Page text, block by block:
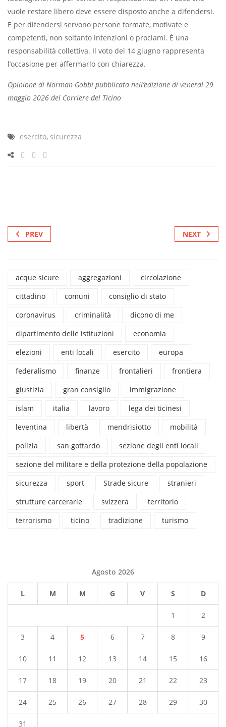
vuole restare libero deve essere disposto anche a difendersi.
E per difendersi servono persone formate, motivate e
competenti, non soltanto intenzioni o proclami. È una
responsabilità collettiva. Il voto del 14 giugno rappresenta
l’occasione per affermarlo con chiarezza.
Opinione di Norman Gobbi pubblicata nell’edizione di venerdì 29
maggio 2026 del Corriere del Ticino
esercito, sicurezza
PREV NEXT
acque sicure aggregazioni
circolazione
cittadino
comuni
consiglio di stato
coronavirus
criminalità
dicono di me
dipartimento delle istituzioni
economia
elezioni
enti locali esercito
europa
federalismo
finanze frontalieri
frontiera
giustizia
gran consiglio
immigrazione
islam
italia lavoro
lega dei ticinesi
leventina
libertà mendrisiotto
mobilità
polizia
san gottardo
sezione degli enti locali
sezione del militare e della protezione della popolazione
sicurezza
sport Strade sicure
stranieri
strutture carcerarie
svizzera
territorio
terrorismo
ticino tradizione turismo
Agosto 2026
L M M G V S D
1 2
3 4 5 6 7 8 9
10 11 12 13 14 15 16
17 18 19 20 21 22 23
24 25 26 27 28 29 30
31